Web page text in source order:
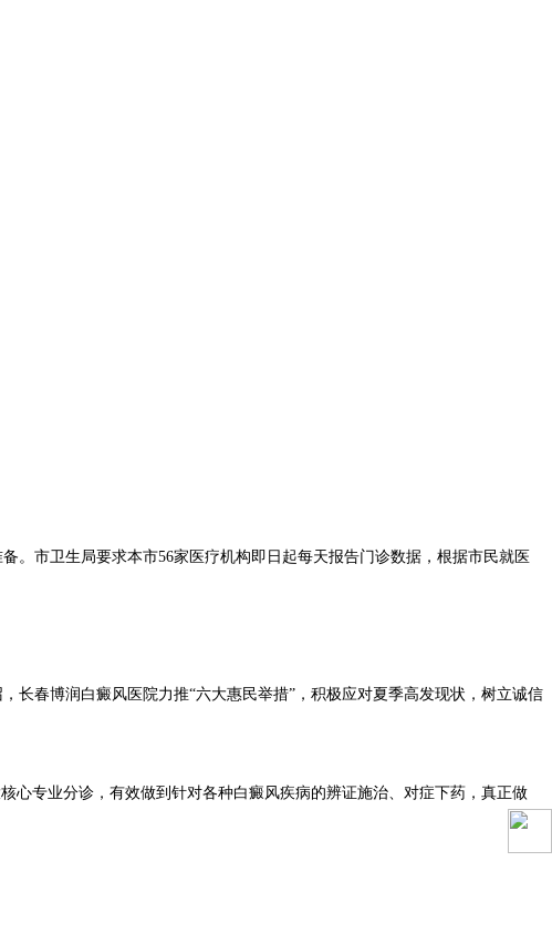
市卫生局要求本市56家医疗机构即日起每天报告门诊数据，根据市民就医
春博润白癜风医院力推“六大惠民举措”，积极应对夏季高发现状，树立诚信
专业分诊，有效做到针对各种白癜风疾病的辨证施治、对症下药，真正做